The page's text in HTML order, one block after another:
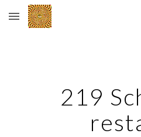
Skip to main content
219